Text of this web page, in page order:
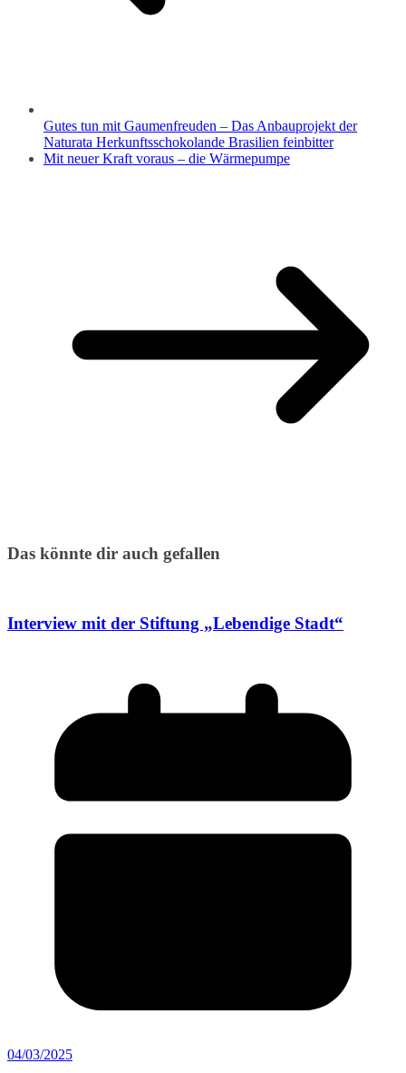
Gutes tun mit Gaumenfreuden – Das Anbauprojekt der
Naturata Herkunftsschokolande Brasilien feinbitter
Mit neuer Kraft voraus – die Wärmepumpe
Das könnte dir auch gefallen
Interview mit der Stiftung „Lebendige Stadt“
04/03/2025